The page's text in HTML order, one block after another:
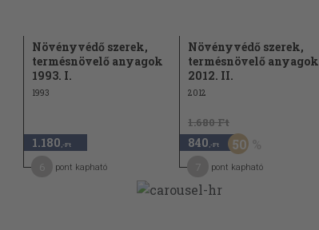
Növényvédő szerek,
termésnövelő anyagok
1993. I.
1993
1.180 ,-Ft
pont kapható
Növényvédő szerek,
termésnövelő anyagok
2012. II.
2012
1.680 Ft
840 ,-Ft 50
pont kapható